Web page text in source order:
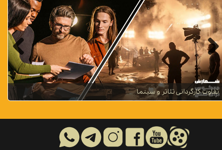
تفاوت کارگردانی تئاتر و سینما